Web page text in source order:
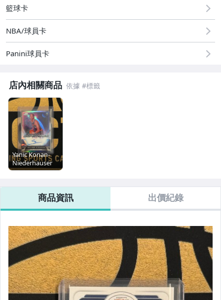
籃球卡
NBA/球員卡
Panini球員卡
店內相關商品
Yanic Konan-
Niederhauser
2025-26 Topps
Sigularity Auto
商品資訊 出價紀錄